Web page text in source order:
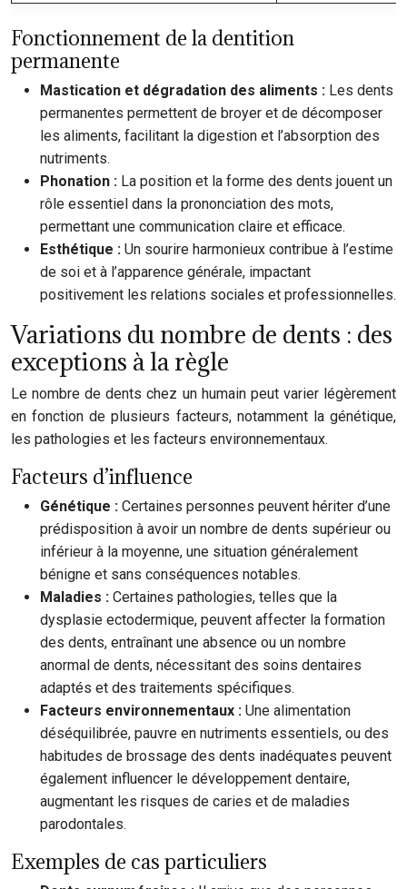
Fonctionnement de la dentition
permanente
Mastication et dégradation des aliments : Les dents
permanentes permettent de broyer et de décomposer
les aliments, facilitant la digestion et l’absorption des
nutriments.
Phonation : La position et la forme des dents jouent un
rôle essentiel dans la prononciation des mots,
permettant une communication claire et efficace.
Esthétique : Un sourire harmonieux contribue à l’estime
de soi et à l’apparence générale, impactant
positivement les relations sociales et professionnelles.
Variations du nombre de dents : des
exceptions à la règle
Le nombre de dents chez un humain peut varier légèrement
en fonction de plusieurs facteurs, notamment la génétique,
les pathologies et les facteurs environnementaux.
Facteurs d’influence
Génétique : Certaines personnes peuvent hériter d’une
prédisposition à avoir un nombre de dents supérieur ou
inférieur à la moyenne, une situation généralement
bénigne et sans conséquences notables.
Maladies : Certaines pathologies, telles que la
dysplasie ectodermique, peuvent affecter la formation
des dents, entraînant une absence ou un nombre
anormal de dents, nécessitant des soins dentaires
adaptés et des traitements spécifiques.
Facteurs environnementaux : Une alimentation
déséquilibrée, pauvre en nutriments essentiels, ou des
habitudes de brossage des dents inadéquates peuvent
également influencer le développement dentaire,
augmentant les risques de caries et de maladies
parodontales.
Exemples de cas particuliers